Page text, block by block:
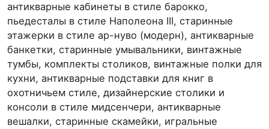
антикварные кабинеты в стиле барокко,
пьедесталы в стиле Наполеона III, старинные
этажерки в стиле ар-нуво (модерн), антикварные
банкетки, старинные умывальники, винтажные
тумбы, комплекты столиков, винтажные полки для
кухни, антикварные подставки для книг в
охотничьем стиле, дизайнерские столики и
консоли в стиле мидсенчери, антикварные
вешалки, старинные скамейки, игральные